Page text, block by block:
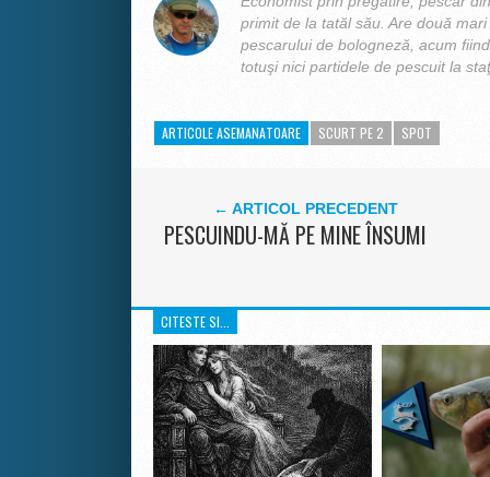
primit de la tatăl său. Are două
pescarului de bologneză, acum
totuşi nici partidele de pescuit la
ARTICOLE ASEMANATOARE SCURT PE 2 SPOT
← ARTICOL PRECEDENT
PESCUINDU-MĂ PE MINE ÎNSUMI
CITESTE SI...